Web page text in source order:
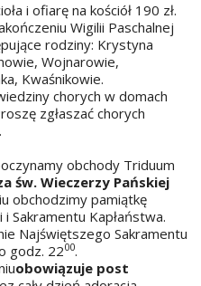
i ofiarę na kościół 190 zł.
Wigilii Paschalnej
rodziny: Krystyna
Wojnarowie,
Kwaśnikowie.
chorych w domach
zgłaszać chorych
obchody Triduum
św. Wieczerzy Pańskiej
obchodzimy pamiątkę
Sakramentu Kapłaństwa.
Najświętszego Sakramentu
godz. 2200.
obowiązuje post